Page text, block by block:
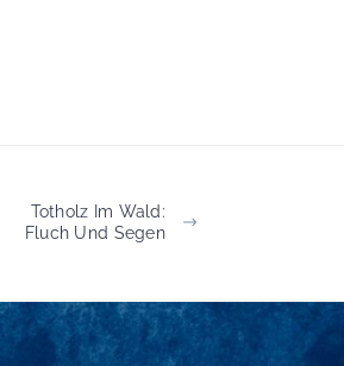
Totholz Im Wald:
Fluch Und Segen